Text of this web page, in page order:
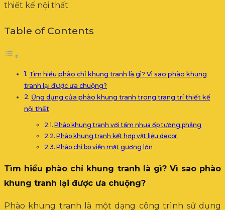
thiết kế nội thất.
Table of Contents
Tìm hiểu phào chỉ khung tranh là gì? Vì sao phào khung
tranh lại được ưa chuộng?
Ứng dụng của phào khung tranh trong trang trí thiết kế
nội thất
Phào khung tranh với tấm nhựa ốp tường phẳng
Phào khung tranh kết hợp vật liệu decor
Phào chỉ bo viền mặt gương lớn
Tìm hiểu phào chỉ khung tranh là gì? Vì sao phào
khung tranh lại được ưa chuộng?
Phào khung tranh là một dạng công trình sử dụng